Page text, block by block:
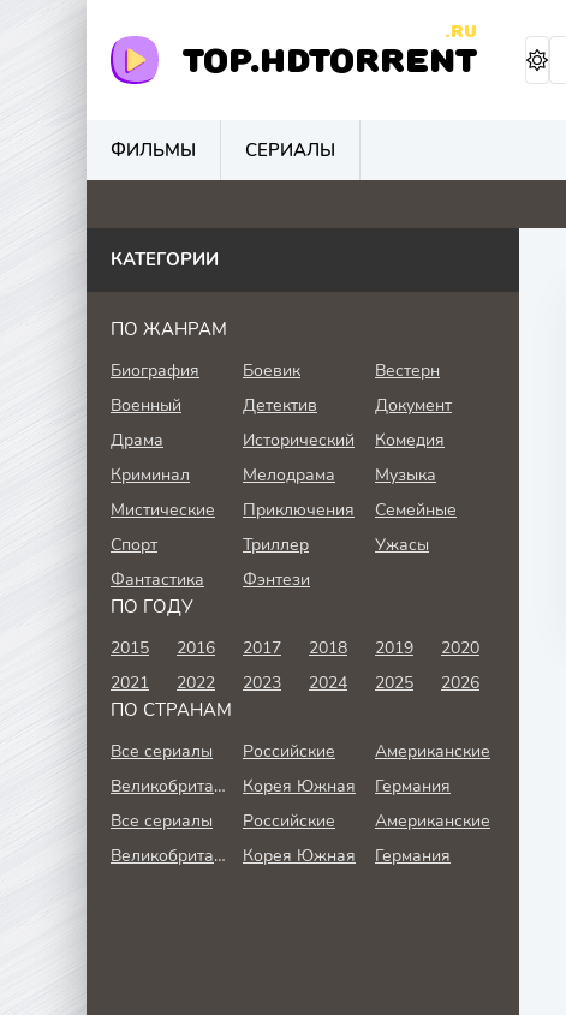
TOP.HDTORRENT
.RU
ФИЛЬМЫ СЕРИАЛЫ
0 0 0 0
КАТЕГОРИИ
ПО ЖАНРАМ
Биография Боевик
Вестерн
Военный
Детектив
Документ
Драма
Исторический
Комедия
Криминал
Мелодрама
Музыка
Мистические
Приключения
Семейные
Спорт
Триллер
Ужасы
Фантастика
Фэнтези
ПО ГОДУ
2015 2016 2017 2018 2019
2020
2021
2022 2023 2024 2025 2026
ПО СТРАНАМ
Все сериалы Российские
Американские
Великобритания
Корея Южная
Германия
Все сериалы
Российские
Американские
Великобритания
Корея Южная Германия